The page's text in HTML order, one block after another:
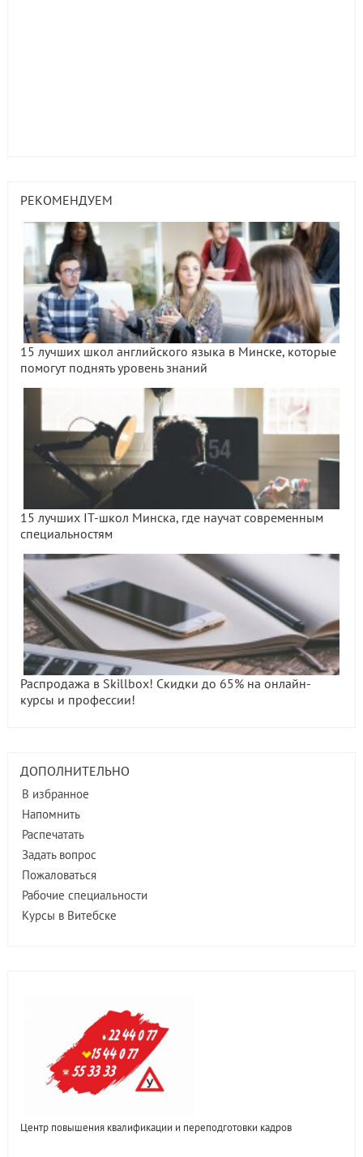
РЕКОМЕНДУЕМ
15 лучших школ английского языка в Минске, которые
помогут поднять уровень знаний
15 лучших IT-школ Минска, где научат современным
специальностям
Распродажа в Skillbox! Скидки до 65% на онлайн-
курсы и профессии!
ДОПОЛНИТЕЛЬНО
В избранное
Напомнить
Распечатать
Задать вопрос
Пожаловаться
Рабочие специальности
Курсы в Витебске
Центр повышения квалификации и переподготовки кадров